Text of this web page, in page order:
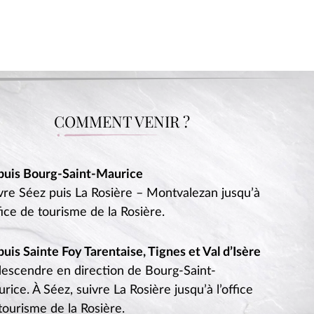
COMMENT VENIR ?
Bourg-Saint-Maurice
Séez puis La Rosière – Montvalezan jusqu’à
de tourisme de la Rosière.
Sainte Foy Tarentaise, Tignes et Val d’Isère
en direction de Bourg-Saint-
À Séez, suivre La Rosière jusqu’à l’office
de la Rosière.
fenêtre,
revenir
web.